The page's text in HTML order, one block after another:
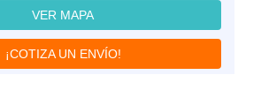
VER MAPA
¡COTIZA UN ENVÍO!